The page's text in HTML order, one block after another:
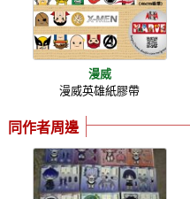
漫威
漫威英雄紙膠帶
同作者周邊